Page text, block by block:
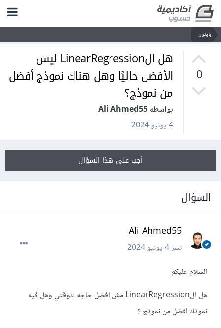
بايثون
0
هل الLinearRegression ليس
الأفضل حاليًا وهل هناك نموذج أفضل
من نموذج؟
بواسطة Ali Ahmed55
4 يونيو 2024
أجب على هذا السؤال
السؤال
Ali Ahmed55
نشر4 يونيو 2024
السلام عليكم
هل الLinearRegression مش افضل حاجه دلوقتي وهل فيه
نموذك افضل من نموذج ؟